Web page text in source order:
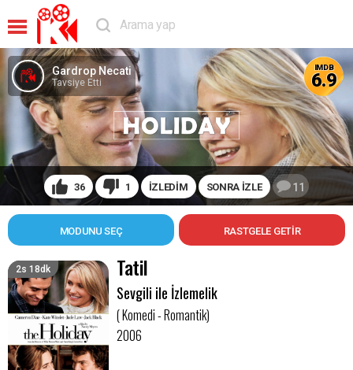
36 1 İZLEDİM SONRA İZLE 11
Gardrop Necati
Tavsiye Etti
MODUNU SEÇ
2s 18dk
IMDB
6.9
Tatil
Sevgili ile İzlemelik
( Komedi - Romantik)
2006